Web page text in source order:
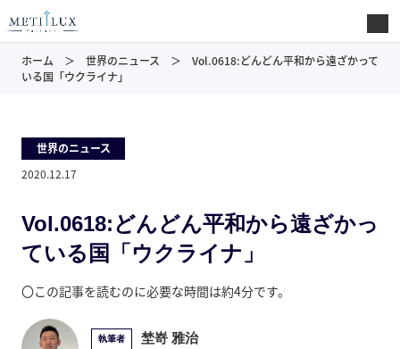
ホーム 世界のニュース
Vol.0618:どんどん平和から遠ざかって
いる国「ウクライナ」
世界のニュース
2020.12.17
Vol.0618:どんどん平和から遠ざかっ
ている国「ウクライナ」
〇この記事を読むのに必要な時間は約4分です。
執筆者 埜嵜 雅治